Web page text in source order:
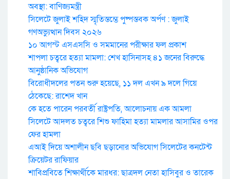
অবস্থা: বাণিজ্যমন্ত্রী
সিলেটে জুলাই শহিদ স্মৃতিস্তম্ভে পুষ্পস্তবক অর্পণ : জুলাই
গণঅভ্যুত্থান দিবস ২০২৬
১০ আগস্ট এসএসসি ও সমমানের পরীক্ষার ফল প্রকাশ
শাপলা চত্বরে হত্যা মামলা: শেখ হাসিনাসহ ৪১ জনের বিরুদ্ধে
আনুষ্ঠানিক অভিযোগ
বিরোধীদলের পতন শুরু হয়েছে, ১১ দল এখন ৯ দলে গিয়ে
ঠেকেছে: রাশেদ খান
কে হতে পারেন পরবর্তী রাষ্ট্রপতি, আলোচনায় এক আমলা
সিলেটে আদলত চত্বরে শিশু ফাহিমা হত্যা মামলার আসামির ওপর
ফের হামলা
এআই দিয়ে অশালীন ছবি ছড়ানোর অভিযোগ সিলেটের কনটেন্ট
ক্রিয়েটর রাফিয়ার
শাবিপ্রবিতে শিক্ষার্থীকে মারধর: ছাত্রদল নেতা হাসিবুর ও তারেক